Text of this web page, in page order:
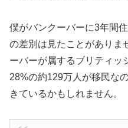
僕がバンクーバーに3年間
の差別は見たことがありま
ーバーが属するブリティッ
28%の約129万人が移民な
きているかもしれません。